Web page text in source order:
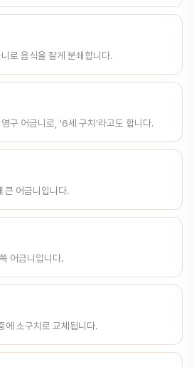
로 음식을 잘게 분쇄합니다.
구 어금니로, '6세 구치'라고도 합니다.
큰 어금니입니다.
어금니입니다.
에 소구치로 교체됩니다.